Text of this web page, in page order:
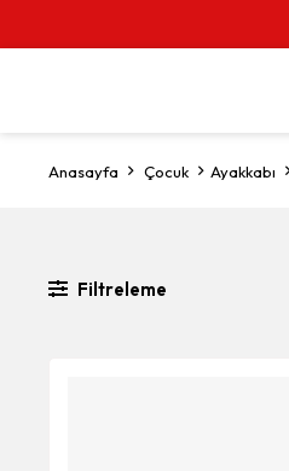
Anasayfa Çocuk Ayakkabı
Filtreleme